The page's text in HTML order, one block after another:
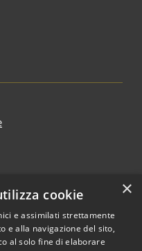
×
cookie
e assimilati strettamente
e alla navigazione del sito,
al solo fine di elaborare